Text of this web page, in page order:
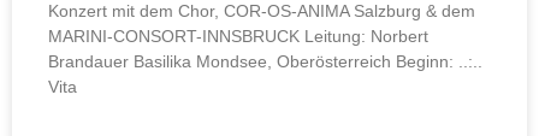
Konzert mit dem Chor, COR-OS-ANIMA Salzburg & dem
MARINI-CONSORT-INNSBRUCK Leitung: Norbert
Brandauer Basilika Mondsee, Oberösterreich Beginn: ..:..
Vita